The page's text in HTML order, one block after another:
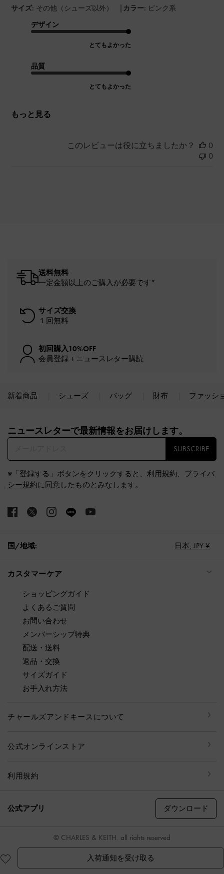
入荷通知を受け取る
サイズ: その他（シューズ以外） | カラー: ピンク系
デザイン
とてもよかった
品質
とてもよかった
もっと見る
このレビューは役に立ちましたか？
0
0
送料無料
一定金額以上のご購入が必要です*
サイズ交換
１回無料
初回購入10%OFF
会員登録＋ニュースレター購読
新着商品 シューズ バッグ 財布 ファッシ
ニュースレターで最新情報をお届けします。​
SUBSCRIBE
※「登録する」ボタンをクリックすると、 利用規約、 プライバ
シー規約に同意したものとみなします。
国/地域: 日本, JPY ¥
カスタマーケア
ショッピングガイド
よくあるご質問
お問い合わせ
メンバーシップ特典
配送・送料
返品・交換
サイズガイド
お手入れ方法
チャールズアンドキースについて
公式オンラインストア
利用規約
公式アプリ ダウンロード
© CHARLES & KEITH, all rights reserved